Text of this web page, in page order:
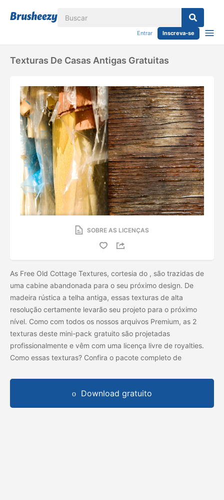
Entrar Inscreva-se
Texturas De Casas Antigas Gratuitas
SOBRE AS LICENÇAS
As Free Old Cottage Textures, cortesia do , são trazidas de
uma cabine abandonada para o seu próximo design. De
madeira rústica a telha antiga, essas texturas de alta
resolução certamente levarão seu projeto para o próximo
nível. Como com todos os nossos arquivos Premium, as 2
texturas deste mini-pack gratuito são projetadas
profissionalmente e vêm com uma licença livre de royalties.
Como essas texturas? Confira o pacote completo de
Download gratuito